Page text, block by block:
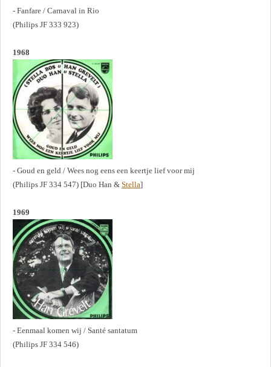
- Fanfare / Carnaval in Rio
(Philips JF 333 923)
1968
- Goud en geld / Wees nog eens een keertje lief voor mij
(Philips JF 334 547) [Duo Han & Stella]
1969
- Eenmaal komen wij / Santé santatum
(Philips JF 334 546)